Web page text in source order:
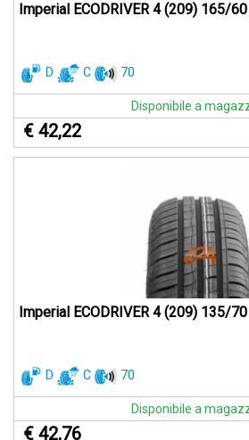
Imperial ECODRIVER 4 (209) 165/
D C 70
Disponibile a
€ 42,22
Imperial ECODRIVER 4 (209) 135/
D C 70
Disponibile a
€ 42,76